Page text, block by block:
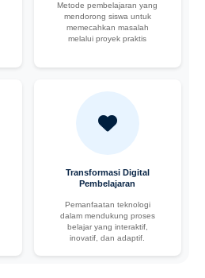
Metode pembelajaran yang
mendorong siswa untuk
memecahkan masalah
melalui proyek praktis
Transformasi Digital
Pembelajaran
Pemanfaatan teknologi
dalam mendukung proses
belajar yang interaktif,
inovatif, dan adaptif.